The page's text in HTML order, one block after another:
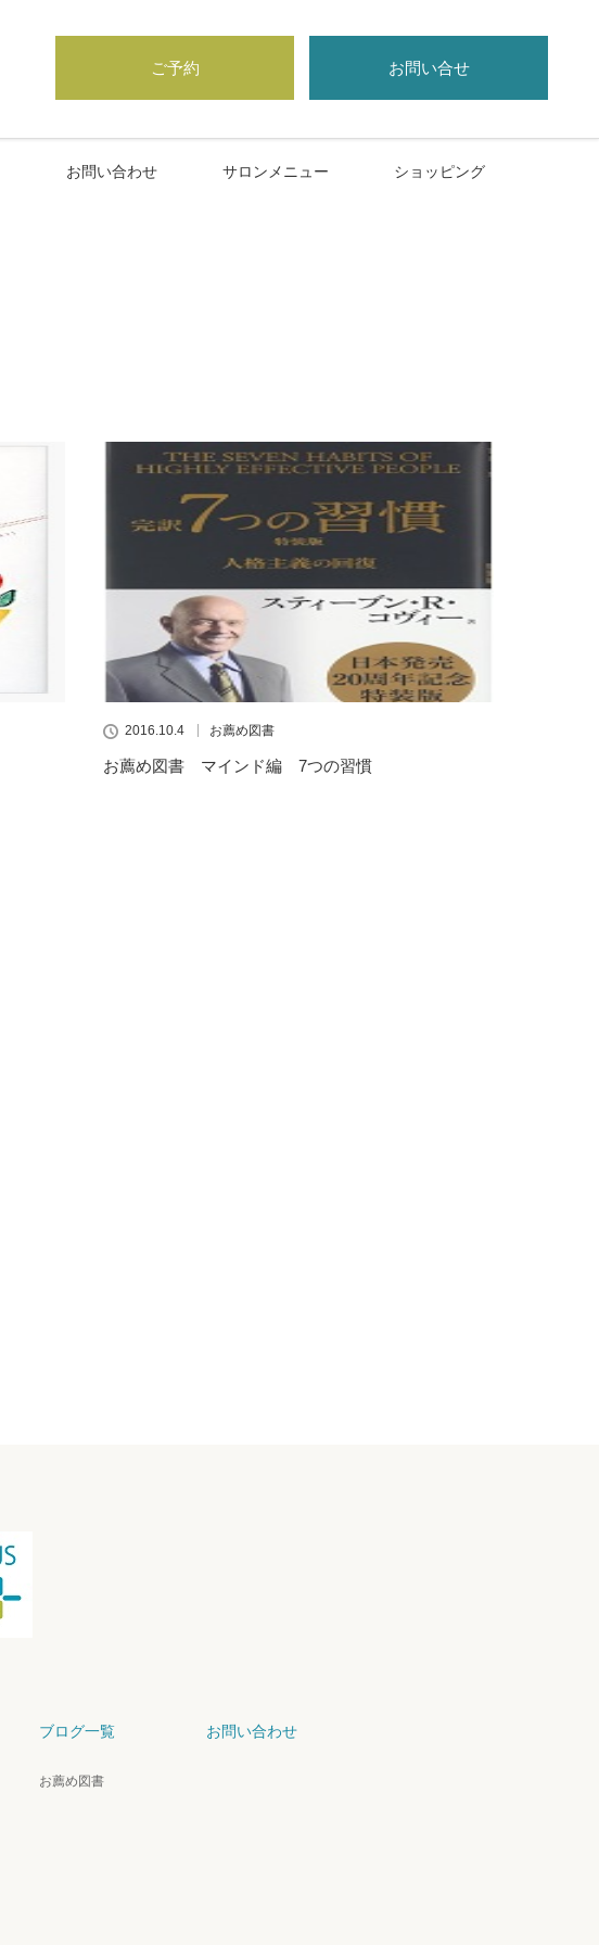
ご予約 お問い合せ
お問い合わせ サロンメニュー ショッピング
2016.10.4 お薦め図書
お薦め図書 マインド編 7つの習慣
ブログ一覧
お薦め図書
お問い合わせ